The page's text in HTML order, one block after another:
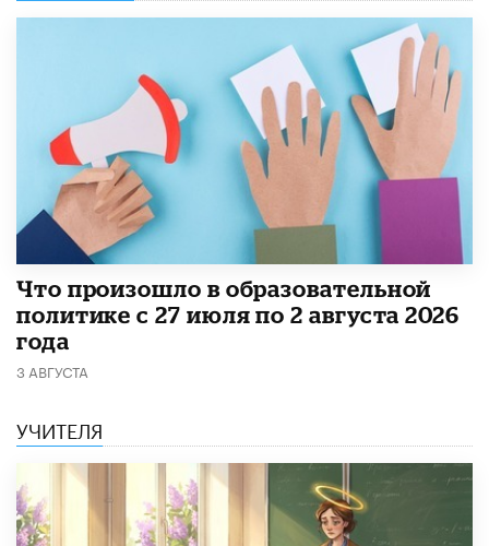
​Что произошло в образовательной
политике с 27 июля по 2 августа 2026
года
3 АВГУСТА
УЧИТЕЛЯ